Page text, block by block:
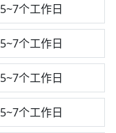
5~7个工作日
5~7个工作日
5~7个工作日
5~7个工作日